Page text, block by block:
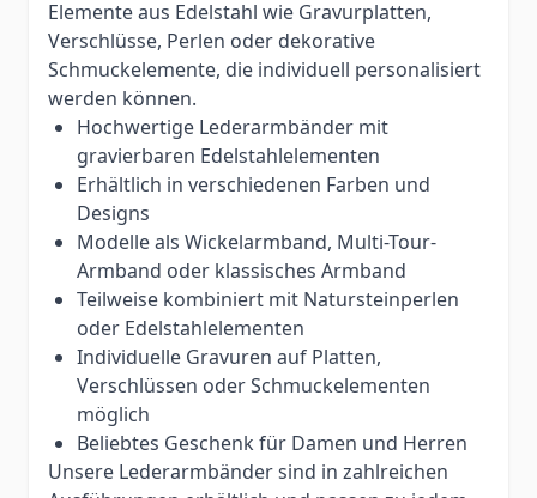
Elemente aus Edelstahl wie Gravurplatten,
Verschlüsse, Perlen oder dekorative
Schmuckelemente, die individuell personalisiert
werden können.
Hochwertige Lederarmbänder mit
gravierbaren Edelstahlelementen
Erhältlich in verschiedenen Farben und
Designs
Modelle als Wickelarmband, Multi-Tour-
Armband oder klassisches Armband
Teilweise kombiniert mit Natursteinperlen
oder Edelstahlelementen
Individuelle Gravuren auf Platten,
Verschlüssen oder Schmuckelementen
möglich
Beliebtes Geschenk für Damen und Herren
Unsere Lederarmbänder sind in zahlreichen